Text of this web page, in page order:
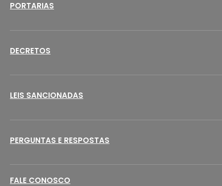
PORTARIAS
DECRETOS
LEIS SANCIONADAS
PERGUNTAS E RESPOSTAS
FALE CONOSCO